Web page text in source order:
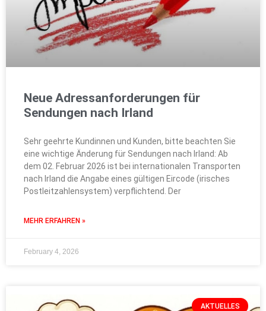
Neue Adressanforderungen für
Sendungen nach Irland
Sehr geehrte Kundinnen und Kunden, bitte beachten Sie
eine wichtige Änderung für Sendungen nach Irland: Ab
dem 02. Februar 2026 ist bei internationalen Transporten
nach Irland die Angabe eines gültigen Eircode (irisches
Postleitzahlensystem) verpflichtend. Der
MEHR ERFAHREN »
February 4, 2026
AKTUELLES